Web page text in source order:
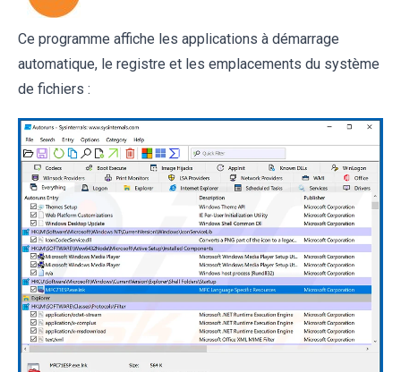
Ce programme affiche les applications à démarrage
automatique, le registre et les emplacements du système
de fichiers :